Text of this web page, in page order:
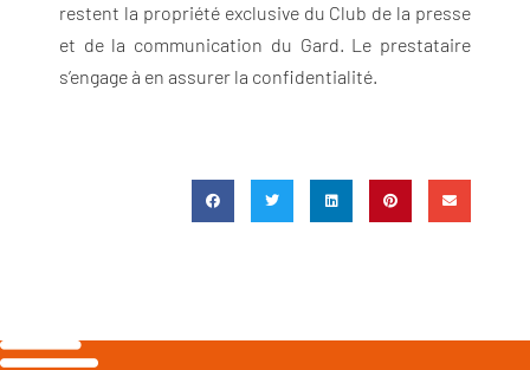
restent la propriété exclusive du Club de la presse
et de la communication du Gard. Le prestataire
s’engage à en assurer la confidentialité.